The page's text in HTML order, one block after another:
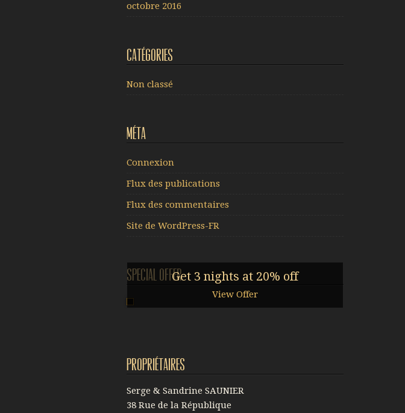
octobre 2016
Catégories
Non classé
Méta
Connexion
Flux des publications
Flux des commentaires
Site de WordPress-FR
Special offerGet 3 nights at 20% off
View Offer
Propriétaires
Serge & Sandrine SAUNIER
38 Rue de la République